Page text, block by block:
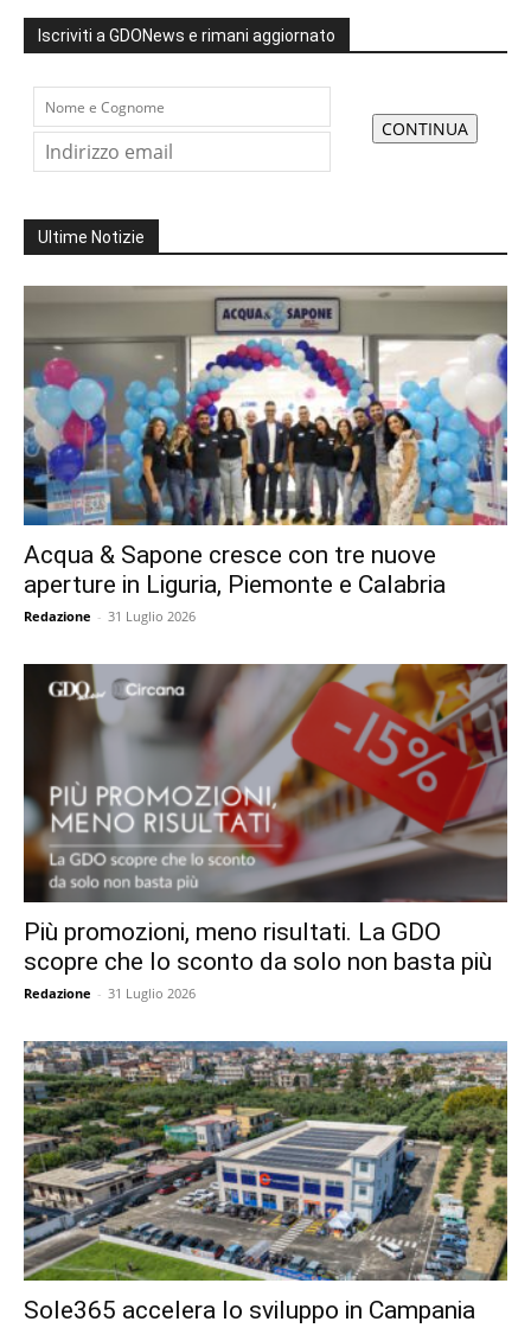
Iscriviti a GDONews e rimani aggiornato
Ultime Notizie
Acqua & Sapone cresce con tre nuove
aperture in Liguria, Piemonte e Calabria
Redazione - 31 Luglio 2026
Più promozioni, meno risultati. La GDO
scopre che lo sconto da solo non basta più
Redazione - 31 Luglio 2026
Sole365 accelera lo sviluppo in Campania